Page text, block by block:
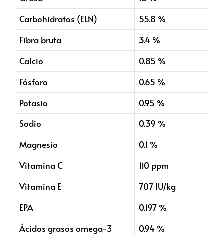
Carbohidratos (ELN)
55.8 %
Fibra bruta
3.4 %
Calcio
0.85 %
Fósforo
0.65 %
Potasio
0.95 %
Sodio
0.39 %
Magnesio
0.1 %
Vitamina C
110 ppm
Vitamina E
707 IU/kg
EPA
0.197 %
Ácidos grasos omega-3
0.94 %